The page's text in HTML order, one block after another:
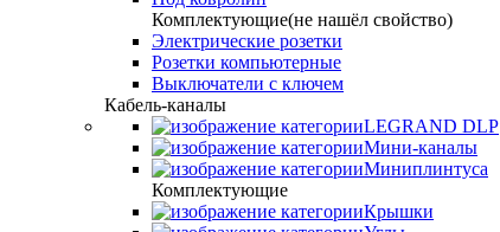
Комплектующие(не нашёл свойство)
Электрические розетки
Розетки компьютерные
Выключатели с ключем
Кабель-каналы
LEGRAND DLP
Мини-каналы
Миниплинтуса
Комплектующие
Крышки